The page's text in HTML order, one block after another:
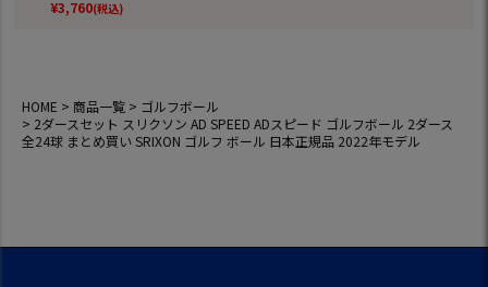
球 まとめ買い SRIX
ON ゴルフ ボール
¥3,760(税込)
HOME 商品一覧
ゴルフボール
2ダースセット スリクソン AD SPEED ADスピード ゴルフボール 2ダース
全24球 まとめ買い SRIXON ゴルフ ボール 日本正規品 2022年モデル